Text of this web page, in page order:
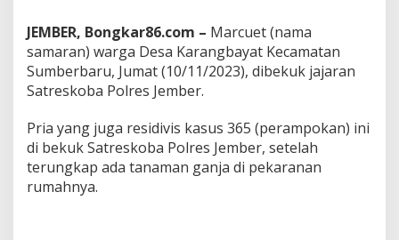
e
r
y
a
B
e
r
JEMBER, Bongkar86.com – Marcuet (nama
samaran) warga Desa Karangbayat Kecamatan
Sumberbaru, Jumat (10/11/2023), dibekuk jajaran
Satreskoba Polres Jember.
Pria yang juga residivis kasus 365 (perampokan) ini
di bekuk Satreskoba Polres Jember, setelah
terungkap ada tanaman ganja di pekaranan
rumahnya.